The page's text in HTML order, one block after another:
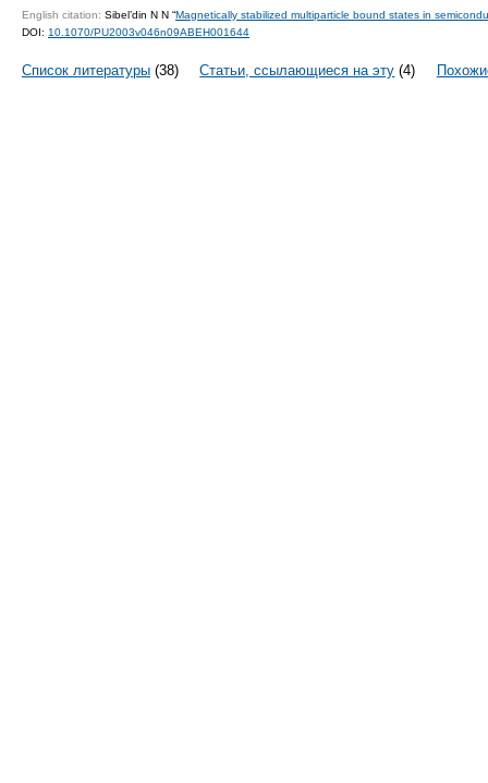
English citation: Sibel’din N N “Magnetically stabilized multiparticle bound states in
DOI: 10.1070/PU2003v046n09ABEH001644
Список литературы (38) Статьи, ссылающиеся на эту (4)